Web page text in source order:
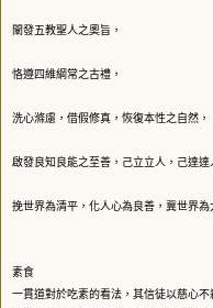
闡發五教聖人之奧旨，
恪遵四維綱常之古禮，
洗心滌慮，借假修真，恢復本性之自然，
啟發良知良能之至善，己立立人，己達達
挽世界為清平，化人心為良善，冀世界為
素食
一貫道對於吃素的看法，其信徒以慈心